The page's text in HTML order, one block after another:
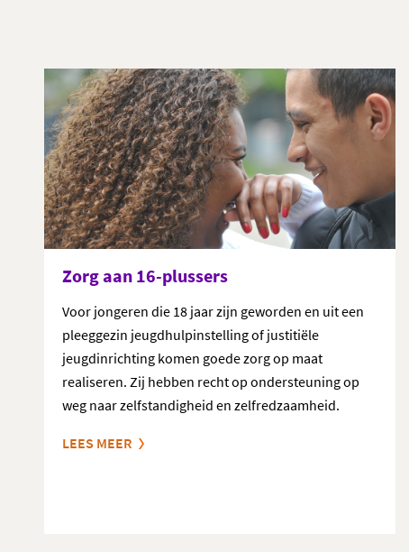
Zorg aan 16-plussers
Voor jongeren die 18 jaar zijn geworden en uit een
pleeggezin jeugdhulpinstelling of justitiële
jeugdinrichting komen goede zorg op maat
realiseren. Zij hebben recht op ondersteuning op
weg naar zelfstandigheid en zelfredzaamheid.
LEES MEER